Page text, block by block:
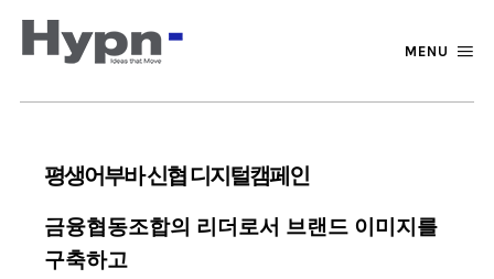
MENU
평생어부바 신협 디지털캠페인
금융협동조합의 리더로서 브랜드 이미지를
구축하고